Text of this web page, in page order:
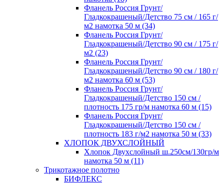
Фланель Россия Грунт/
Гладкокрашеный/Детство 75 см / 165 г/
м2 намотка 50 м (34)
Фланель Россия Грунт/
Гладкокрашеный/Детство 90 см / 175 г/
м2 (23)
Фланель Россия Грунт/
Гладкокрашеный/Детство 90 см / 180 г/
м2 намотка 60 м (53)
Фланель Россия Грунт/
Гладкокрашеный/Детство 150 см /
плотность 175 гр/м намотка 60 м (15)
Фланель Россия Грунт/
Гладкокрашеный/Детство 150 см /
плотность 183 г/м2 намотка 50 м (33)
ХЛОПОК ДВУХСЛОЙНЫЙ
Хлопок Двухслойный ш.250см/130гр/м
намотка 50 м (11)
Трикотажное полотно
БИФЛЕКС